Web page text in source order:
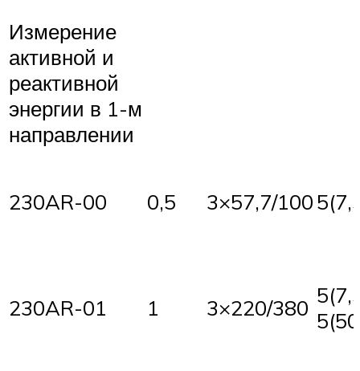
Измерение
активной и
реактивной
энергии в 1-м
направлении
230AR-00 0,5 3×57,7/100
230AR-01 1 3×220/380